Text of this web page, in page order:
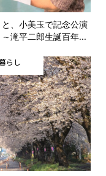
、小美玉で記念公演
滝平二郎生誕百年...
らし